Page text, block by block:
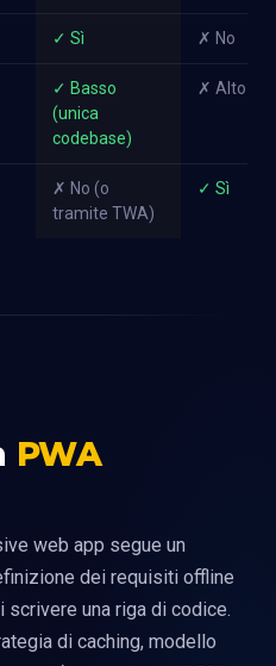
✓ Sì ✗ No
✓ Basso
(unica
codebase)
✗ Alto
✗ No (o
tramite TWA)
✓ Sì
PWA
web app segue un
dei requisiti offline
una riga di codice.
di caching, modello